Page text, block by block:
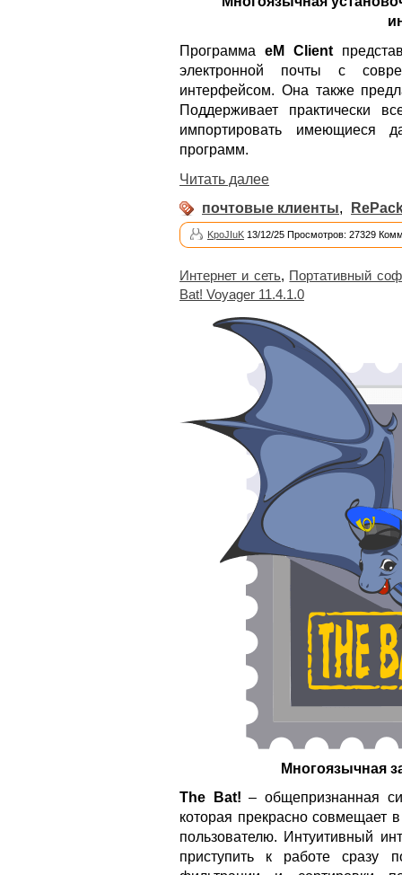
Программа eM Client
электронной почты с
интерфейсом. Она также
Поддерживает практически
импортировать имеющиеся
программ.
Читать далее
почтовые клиенты,
KpoJIuK 13/12/25 Просмотров: 27329
Интернет и сеть, Портативный
Bat! Voyager 11.4.1.0
Многоязычная
The Bat! – общепризнанная
которая прекрасно совмещает
пользователю. Интуитивный
приступить к работе сразу